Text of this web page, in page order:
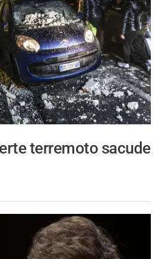
terremoto sacude